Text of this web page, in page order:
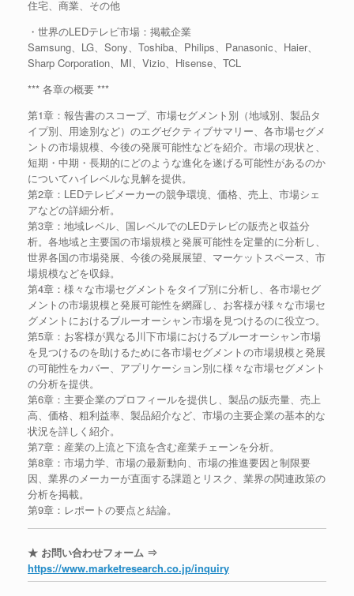
住宅、商業、その他
・世界のLEDテレビ市場：掲載企業
Samsung、LG、Sony、Toshiba、Philips、Panasonic、Haier、
Sharp Corporation、MI、Vizio、Hisense、TCL
*** 各章の概要 ***
第1章：報告書のスコープ、市場セグメント別（地域別、製品タ
イプ別、用途別など）のエグゼクティブサマリー、各市場セグメ
ントの市場規模、今後の発展可能性などを紹介。市場の現状と、
短期・中期・長期的にどのような進化を遂げる可能性があるのか
についてハイレベルな見解を提供。
第2章：LEDテレビメーカーの競争環境、価格、売上、市場シェ
アなどの詳細分析。
第3章：地域レベル、国レベルでのLEDテレビの販売と収益分
析。各地域と主要国の市場規模と発展可能性を定量的に分析し、
世界各国の市場発展、今後の発展展望、マーケットスペース、市
場規模などを収録。
第4章：様々な市場セグメントをタイプ別に分析し、各市場セグ
メントの市場規模と発展可能性を網羅し、お客様が様々な市場セ
グメントにおけるブルーオーシャン市場を見つけるのに役立つ。
第5章：お客様が異なる川下市場におけるブルーオーシャン市場
を見つけるのを助けるために各市場セグメントの市場規模と発展
の可能性をカバー、アプリケーション別に様々な市場セグメント
の分析を提供。
第6章：主要企業のプロフィールを提供し、製品の販売量、売上
高、価格、粗利益率、製品紹介など、市場の主要企業の基本的な
状況を詳しく紹介。
第7章：産業の上流と下流を含む産業チェーンを分析。
第8章：市場力学、市場の最新動向、市場の推進要因と制限要
因、業界のメーカーが直面する課題とリスク、業界の関連政策の
分析を掲載。
第9章：レポートの要点と結論。
★ お問い合わせフォーム ⇒
https://www.marketresearch.co.jp/inquiry